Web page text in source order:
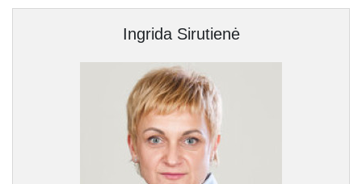
Ingrida Sirutienė